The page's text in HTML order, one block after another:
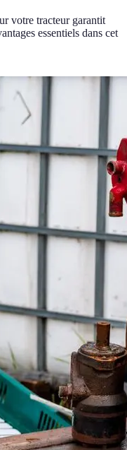
votre tracteur garantit
essentiels dans cet